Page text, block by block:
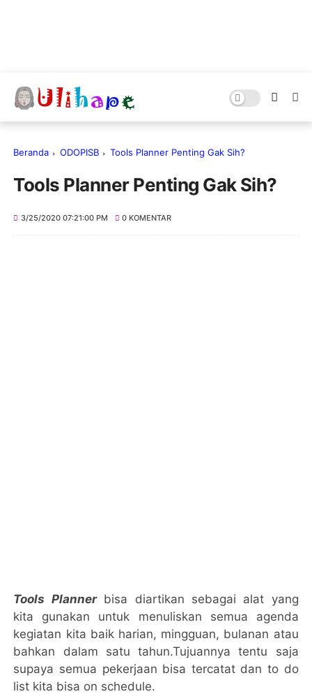
Beranda ODOPISB Tools Planner Penting Gak Sih?
Tools Planner Penting Gak Sih?
3/25/2020 07:21:00 PM 0 KOMENTAR
Tools Plannerbisa diartikan sebagai alat yang
kita gunakan untuk menuliskan semua agenda
kegiatan kita baik harian, mingguan, bulanan atau
bahkan dalam satu tahun.Tujuannya tentu saja
supaya semua pekerjaan bisa tercatat dan to do
list kita bisa on schedule.